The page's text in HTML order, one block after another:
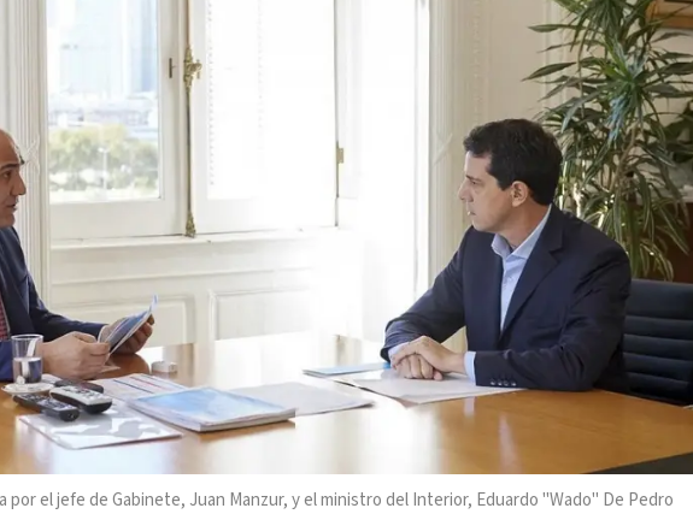
por el jefe de Gabinete, Juan Manzur, y el ministro del Interior, Eduardo "Wado" De Pedro